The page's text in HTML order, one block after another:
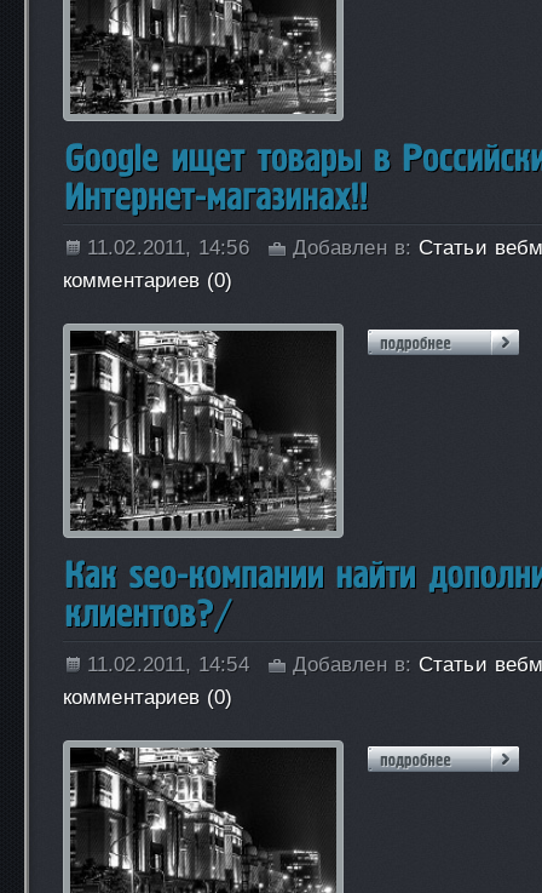
11.02.2011, 14:56 Добавлен в: Статьи
комментариев (0)
11.02.2011, 14:54 Добавлен в: Статьи
комментариев (0)